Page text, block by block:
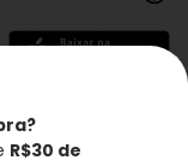
Entrega rápida
R$30 de